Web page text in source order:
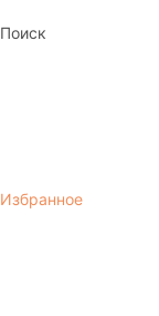
Поиск
Избранное